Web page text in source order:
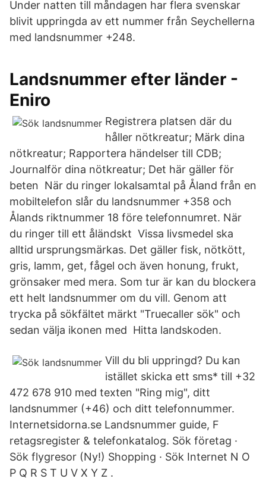
Under natten till måndagen har flera svenskar
blivit uppringda av ett nummer från Seychellerna
med landsnummer +248.
Landsnummer efter länder -
Eniro
Registrera platsen där du
håller nötkreatur; Märk dina
nötkreatur; Rapportera händelser till CDB;
Journalför dina nötkreatur; Det här gäller för
beten När du ringer lokalsamtal på Åland från en
mobiltelefon slår du landsnummer +358 och
Ålands riktnummer 18 före telefonnumret. När
du ringer till ett åländskt Vissa livsmedel ska
alltid ursprungsmärkas. Det gäller fisk, nötkött,
gris, lamm, get, fågel och även honung, frukt,
grönsaker med mera. Som tur är kan du blockera
ett helt landsnummer om du vill. Genom att
trycka på sökfältet märkt "Truecaller sök" och
sedan välja ikonen med Hitta landskoden.
Vill du bli uppringd? Du kan
istället skicka ett sms* till +32
472 678 910 med texten "Ring mig", ditt
landsnummer (+46) och ditt telefonnummer.
Internetsidorna.se Landsnummer guide, F
retagsregister & telefonkatalog. Sök företag ·
Sök flygresor (Ny!) Shopping · Sök Internet N O
P Q R S T U V X Y Z .